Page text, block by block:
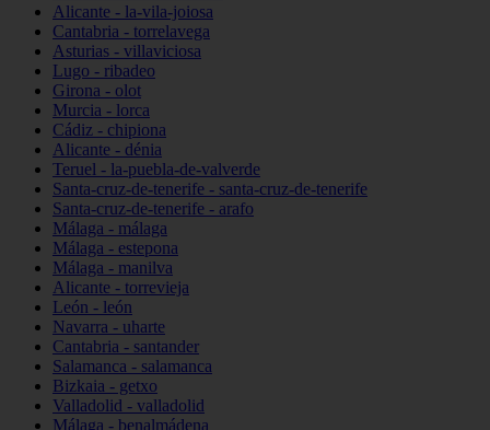
Alicante - la-vila-joiosa
Cantabria - torrelavega
Asturias - villaviciosa
Lugo - ribadeo
Girona - olot
Murcia - lorca
Cádiz - chipiona
Alicante - dénia
Teruel - la-puebla-de-valverde
Santa-cruz-de-tenerife - santa-cruz-de-tenerife
Santa-cruz-de-tenerife - arafo
Málaga - málaga
Málaga - estepona
Málaga - manilva
Alicante - torrevieja
León - león
Navarra - uharte
Cantabria - santander
Salamanca - salamanca
Bizkaia - getxo
Valladolid - valladolid
Málaga - benalmádena